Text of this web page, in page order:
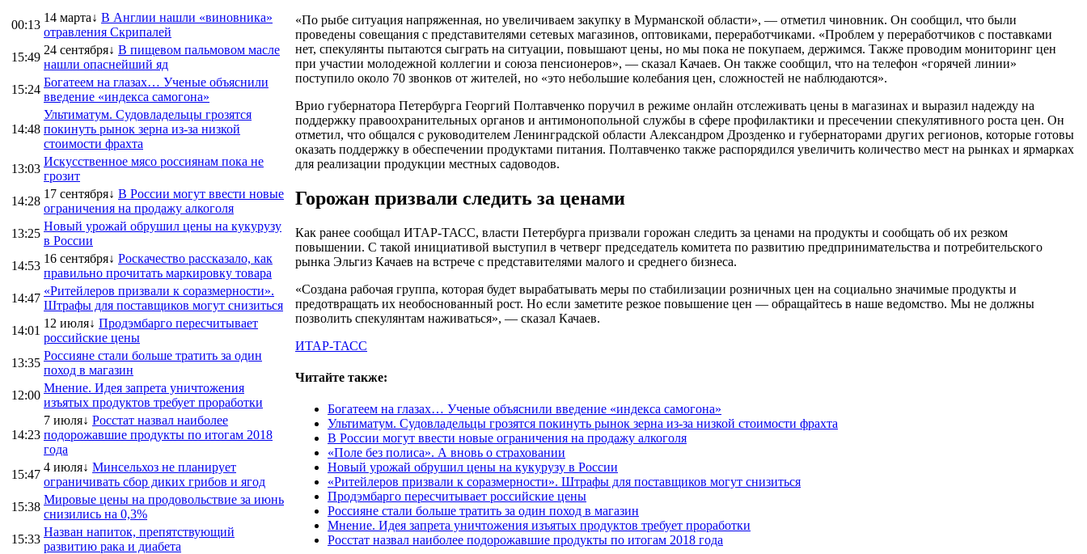
00:13
14 марта↓ В Англии нашли «виновника»
отравления Скрипалей
15:49
24 сентября↓ В пищевом пальмовом масле
нашли опаснейший яд
15:24
Богатеем на глазах… Ученые объяснили
введение «индекса самогона»
14:48
Ультиматум. Судовладельцы грозятся
покинуть рынок зерна из-за низкой
стоимости фрахта
13:03
Искусственное мясо россиянам пока не
грозит
14:28
17 сентября↓ В России могут ввести новые
ограничения на продажу алкоголя
13:25
Новый урожай обрушил цены на кукурузу
в России
14:53
16 сентября↓ Роскачество рассказало, как
правильно прочитать маркировку товара
14:47
«Ритейлеров призвали к соразмерности».
Штрафы для поставщиков могут снизиться
14:01
12 июля↓ Продэмбарго пересчитывает
российские цены
13:35
Россияне стали больше тратить за один
поход в магазин
12:00
Мнение. Идея запрета уничтожения
изъятых продуктов требует проработки
14:23
7 июля↓ Росстат назвал наиболее
подорожавшие продукты по итогам 2018
года
15:47
4 июля↓ Минсельхоз не планирует
ограничивать сбор диких грибов и ягод
15:38
Мировые цены на продовольствие за июнь
снизились на 0,3%
15:33
Назван напиток, препятствующий
развитию рака и диабета
«По рыбе ситуация напряженная, но увеличиваем закупку в Мурманской области», — отметил чиновник. Он сообщил, что были
проведены совещания с представителями сетевых магазинов, оптовиками, переработчиками. «Проблем у переработчиков с поставками
нет, спекулянты пытаются сыграть на ситуации, повышают цены, но мы пока не покупаем, держимся. Также проводим мониторинг цен
при участии молодежной коллегии и союза пенсионеров», — сказал Качаев. Он также сообщил, что на телефон «горячей линии»
поступило около 70 звонков от жителей, но «это небольшие колебания цен, сложностей не наблюдаются».
Врио губернатора Петербурга Георгий Полтавченко поручил в режиме онлайн отслеживать цены в магазинах и выразил надежду на
поддержку правоохранительных органов и антимонопольной службы в сфере профилактики и пресечении спекулятивного роста цен. Он
отметил, что общался с руководителем Ленинградской области Александром Дрозденко и губернаторами других регионов, которые готовы
оказать поддержку в обеспечении продуктами питания. Полтавченко также распорядился увеличить количество мест на рынках и ярмарках
для реализации продукции местных садоводов.
Горожан призвали следить за ценами
Как ранее сообщал ИТАР-ТАСС, власти Петербурга призвали горожан следить за ценами на продукты и сообщать об их резком
повышении. С такой инициативой выступил в четверг председатель комитета по развитию предпринимательства и потребительского
рынка Эльгиз Качаев на встрече с представителями малого и среднего бизнеса.
«Создана рабочая группа, которая будет вырабатывать меры по стабилизации розничных цен на социально значимые продукты и
предотвращать их необоснованный рост. Но если заметите резкое повышение цен — обращайтесь в наше ведомство. Мы не должны
позволить спекулянтам наживаться», — сказал Качаев.
ИТАР-ТАСС
Читайте также:
Богатеем на глазах… Ученые объяснили введение «индекса самогона»
Ультиматум. Судовладельцы грозятся покинуть рынок зерна из-за низкой стоимости фрахта
В России могут ввести новые ограничения на продажу алкоголя
«Поле без полиса». А вновь о страховании
Новый урожай обрушил цены на кукурузу в России
«Ритейлеров призвали к соразмерности». Штрафы для поставщиков могут снизиться
Продэмбарго пересчитывает российские цены
Россияне стали больше тратить за один поход в магазин
Мнение. Идея запрета уничтожения изъятых продуктов требует проработки
Росстат назвал наиболее подорожавшие продукты по итогам 2018 года